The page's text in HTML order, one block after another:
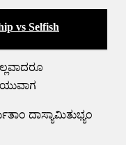
vs Selfish
ದಾಸ್ಯಾಮಿತುಭ್ಯಂ